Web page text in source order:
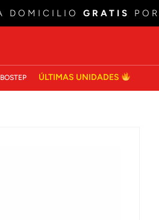
DOMICILIO GRATIS
BOSTEP ÚLTIMAS UNIDADES